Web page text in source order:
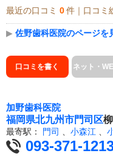
最近の口コミ 0 件｜口コミ
▶ 佐野歯科医院のページを
口コミを書く ネット・
加野歯科医院
福岡県北九州市門司区
最寄駅： 門司 小森江
093-371-